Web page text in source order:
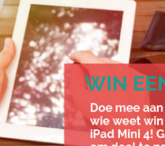
is de kans groot dat je
telefoongebruik,goedkope SIM only
kiezen,sim only,simkaart